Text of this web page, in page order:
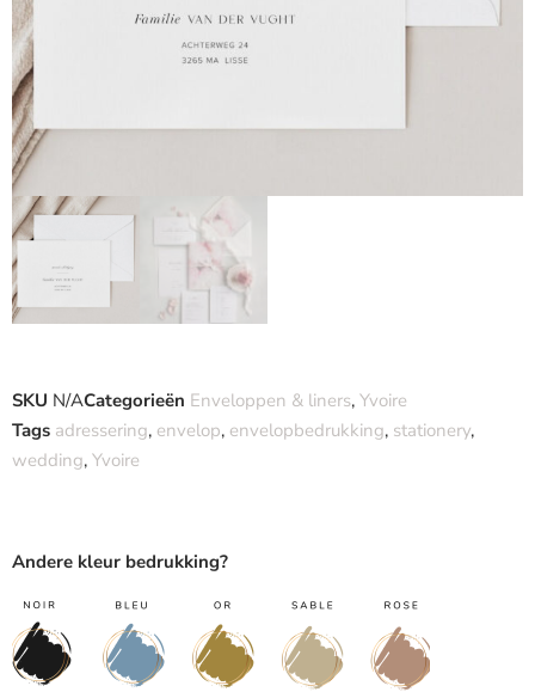
SKU N/ACategorieën Enveloppen & liners, Yvoire
Tags adressering, envelop, envelopbedrukking, stationery,
wedding, Yvoire
Andere kleur bedrukking?